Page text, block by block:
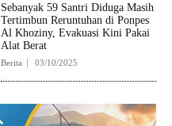
Sebanyak 59 Santri Diduga Masih
Tertimbun Reruntuhan di Ponpes
Al Khoziny, Evakuasi Kini Pakai
Alat Berat
Berita 03/10/2025